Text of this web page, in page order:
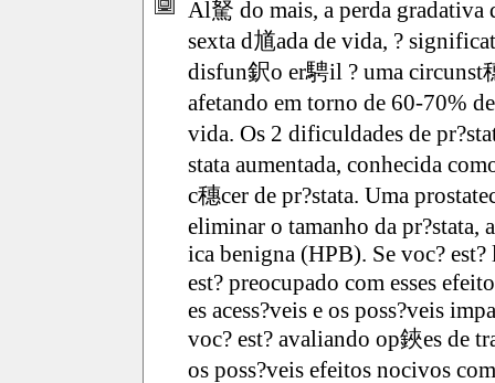
Al駑 do mais, a perda gradativa
sexta d馗ada de vida, ?
disfun鈬o er騁il ? uma circunst
afetando em torno de 60-70%
vida. Os 2 dificuldades de
stata aumentada, conhecida
c穗cer de pr?stata. Uma
eliminar o tamanho da pr?stata,
ica benigna (HPB). Se voc?
est? preocupado com esses
es acess?veis e os poss?veis
voc? est? avaliando op鋏es de
os poss?veis efeitos nocivos